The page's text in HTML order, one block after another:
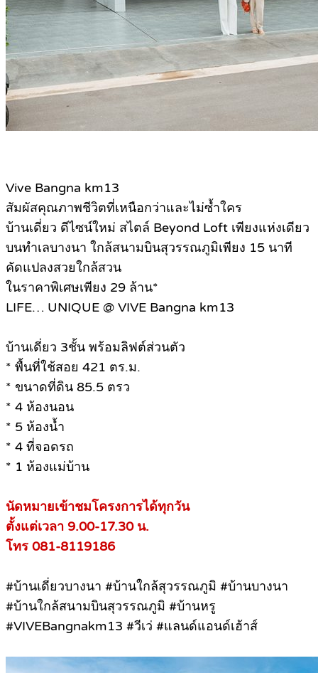
Vive Bangna km13
สัมผัสคุณภาพชีวิตที่เหนือกว่าและไม่ซ้ำใคร
บ้านเดี่ยว ดีไซน์ใหม่ สไตล์ Beyond Loft เพียงแห่งเดียว
บนทำเลบางนา ใกล้สนามบินสุวรรณภูมิเพียง 15 นาที
คัดแปลงสวยใกล้สวน
ในราคาพิเศษเพียง 29 ล้าน*
LIFE… UNIQUE @ VIVE Bangna km13
บ้านเดี่ยว 3ชั้น พร้อมลิฟต์ส่วนตัว
* พื้นที่ใช้สอย 421 ตร.ม.
* ขนาดที่ดิน 85.5 ตรว
* 4 ห้องนอน
* 5 ห้องน้ำ
* 4 ที่จอดรถ
* 1 ห้องแม่บ้าน
นัดหมายเข้าชมโครงการได้ทุกวัน
ตั้งแต่เวลา 9.00-17.30 น.
โทร 081-8119186
#บ้านเดี่ยวบางนา #บ้านใกล้สุวรรณภูมิ #บ้านบางนา
#บ้านใกล้สนามบินสุวรรณภูมิ #บ้านหรู
#VIVEBangnakm13 #วีเว่ #แลนด์แอนด์เฮ้าส์